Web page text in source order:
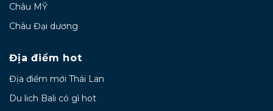
Châu MỸ
Châu Đại dương
Địa điểm hot
Địa điểm mới Thái Lan
Du lich Bali có gì hot